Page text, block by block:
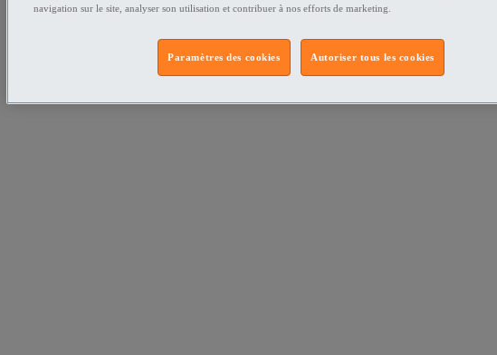
navigation sur le site, analyser son utilisation et contribuer à nos efforts de marketing.
Autoriser tous les cookies
Paramètres des cookies